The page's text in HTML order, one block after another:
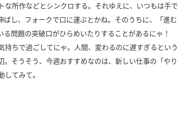
所作などとシンクロする。それゆえに、いつもは手で
し、フォークで口に運ぶとかね。そのうちに、「進む
る問題の突破口がひらめいたりすることがあるにゃ！
ちで過ごしてにゃ。人間、変わるのに遅すぎるという
そうそう、今週おすすめなのは、新しい仕事の「やり
てみて。